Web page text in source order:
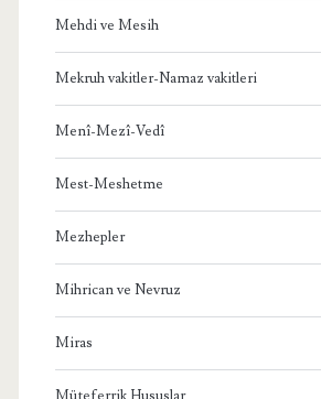
Mehdi ve Mesih
Mekruh vakitler-Namaz vakitleri
Menî-Mezî-Vedî
Mest-Meshetme
Mezhepler
Mihrican ve Nevruz
Miras
Müteferrik Hususlar